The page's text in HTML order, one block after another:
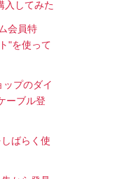
入してみた
会員特
"を使って
プのダイ
ーブル登
ばらく使